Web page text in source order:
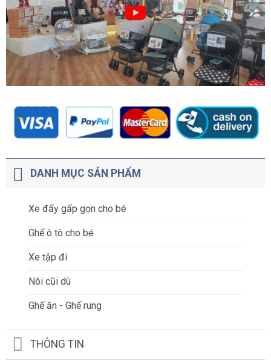
DANH MỤC SẢN PHẨM
Xe đẩy gấp gọn cho bé
Ghế ô tô cho bé
Xe tập đi
Nôi cũi dù
Ghế ăn - Ghế rung
THÔNG TIN